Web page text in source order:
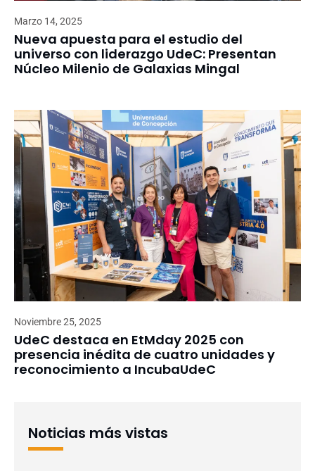
Marzo 14, 2025
Nueva apuesta para el estudio del
universo con liderazgo UdeC: Presentan
Núcleo Milenio de Galaxias Mingal
Noviembre 25, 2025
UdeC destaca en EtMday 2025 con
presencia inédita de cuatro unidades y
reconocimiento a IncubaUdeC
Noticias más vistas